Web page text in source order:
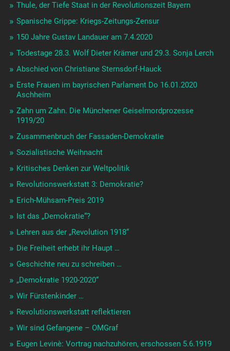
Thule, der Tiefe Staat in der Revolutionszeit Bayern
Spanische Grippe: Kriegs-Zeitungs-Zensur
150 Jahre Gustav Landauer am 7.4.2020
Todestage 28.3. Wolf Dieter Krämer und 29.3. Sonja Lerch
Abschied von Christiane Sternsdorf-Hauck
Erste Frauen im bayrischen Parlament Do 16.01.2020
Aschheim
Zahn um Zahn. Die Münchener Geiselmordprozesse
1919/20
Zusammenbruch der Fassaden-Demokratie
Sozialistische Weihnacht
Kritisches Denken zur Weltpolitik
Revolutionswerkstatt 3: Demokratie?
Erich-Mühsam-Preis 2019
Ist das „Demokratie“?
Lehren aus der „Revolution 1918“
Die Freiheit erhebt ihr Haupt …
Geschichte neu zu schreiben …
„Demokratie 1920-2020“
Wir Fürstenkinder …
Revolutionswerkstatt reflektieren
Wir sind Gefangene – OMGraf
Eugen Levinè: Vortrag nachzuhören, erschossen 5.6.1919